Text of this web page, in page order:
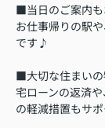
■当日のご案内も
お仕事帰りの駅
です♪
■大切な住まいの
宅ローンの返済
の軽減措置もサ